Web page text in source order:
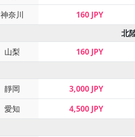
神奈川
160 JPY
北
山梨
160 JPY
靜岡
3,000 JPY
愛知
4,500 JPY